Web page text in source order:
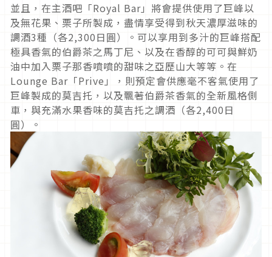
並且，在主酒吧「Royal Bar」將會提供使用了巨峰以
及無花果、栗子所製成，盡情享受得到秋天濃厚滋味的
調酒3種（各2,300日圓）。可以享用到多汁的巨峰搭配
極具香氣的伯爵茶之馬丁尼、以及在香醇的可可與鮮奶
油中加入栗子那香噴噴的甜味之亞歷山大等等。在
Lounge Bar「Prive」，則預定會供應毫不客氣使用了
巨峰製成的莫吉托，以及飄著伯爵茶香氣的全新風格側
車，與充滿水果香味的莫吉托之調酒（各2,400日
圓）。